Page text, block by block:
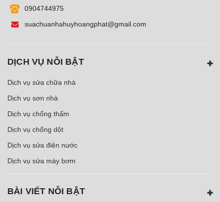
0904744975
suachuanhahuyhoangphat@gmail.com
DỊCH VỤ NỖI BẬT
Dịch vụ sửa chữa nhà
Dịch vụ sơn nhà
Dịch vụ chống thấm
Dịch vụ chống dột
Dịch vụ sửa điện nước
Dịch vụ sửa máy bơm
BÀI VIẾT NỖI BẬT